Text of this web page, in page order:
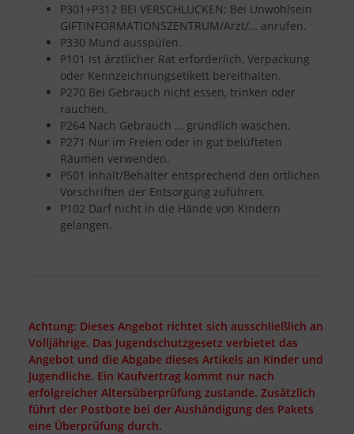
P301+P312 BEI VERSCHLUCKEN: Bei Unwohlsein
GIFTINFORMATIONSZENTRUM/Arzt/… anrufen.
P330 Mund ausspülen.
P101 Ist ärztlicher Rat erforderlich, Verpackung
oder Kennzeichnungsetikett bereithalten.
P270 Bei Gebrauch nicht essen, trinken oder
rauchen.
P264 Nach Gebrauch … gründlich waschen.
P271 Nur im Freien oder in gut belüfteten
Räumen verwenden.
P501 Inhalt/Behälter entsprechend den örtlichen
Vorschriften der Entsorgung zuführen.
P102 Darf nicht in die Hände von Kindern
gelangen.
Achtung: Dieses Angebot richtet sich ausschließlich an
Volljährige. Das Jugendschutzgesetz verbietet das
Angebot und die Abgabe dieses Artikels an Kinder und
Jugendliche. Ein Kaufvertrag kommt nur nach
erfolgreicher Altersüberprüfung zustande. Zusätzlich
führt der Postbote bei der Aushändigung des Pakets
eine Überprüfung durch.